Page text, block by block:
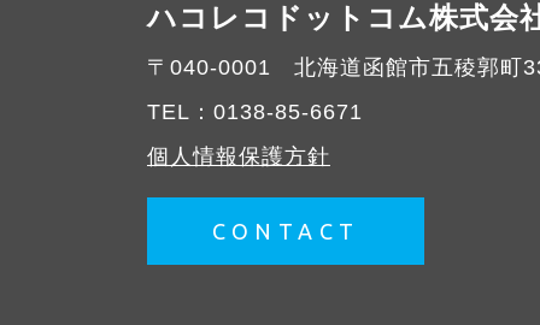
ハコレコドットコム株式会
〒040-0001 北海道函館市五稜郭町
TEL： 0138-85-6671
個人情報保護方針
CONTACT